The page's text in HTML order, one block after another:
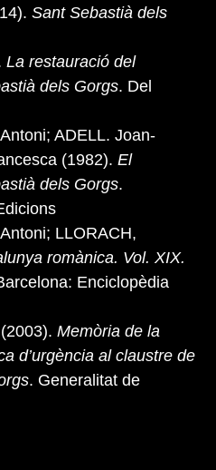
Sant Sebastià dels
La restauració del
dels Gorgs. Del
ADELL. Joan-
(1982). El
dels Gorgs.
LLORACH,
romànica. Vol. XIX.
Enciclopèdia
Memòria de la
d’urgència al claustre de
. Generalitat de